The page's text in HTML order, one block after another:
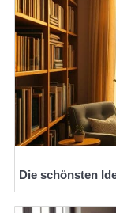
Die schönsten